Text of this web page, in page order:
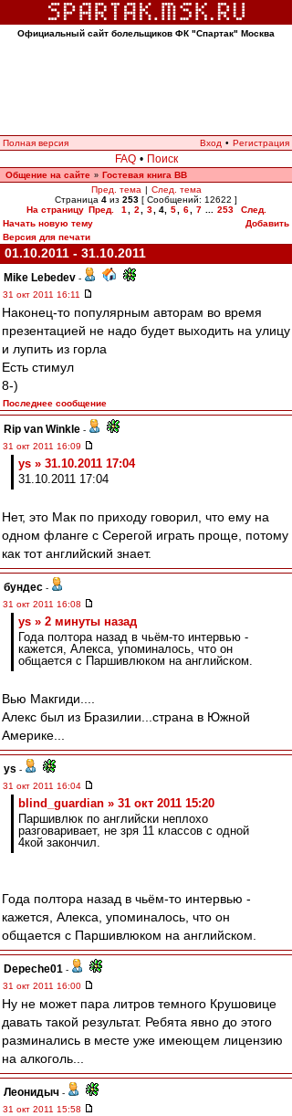
Официальный сайт болельщиков ФК "Спартак" Москва
Полная версия Вход • Регистрация
FAQ • Поиск
Общение на сайте » Гостевая книга ВВ
Пред. тема | След. тема
Страница 4 из 253 [ Сообщений: 12622 ]
На страницу Пред. 1 2 3 4, 5 6 7 253
След.
Начать новую тему
Добавить
Версия для печати
01.10.2011 - 31.10.2011
Mike Lebedev -
31 окт 2011 16:11
Наконец-то популярным авторам во время
презентацией не надо будет выходить на улицу
и лупить из горла
Есть стимул
8-)
Последнее сообщение
Rip van Winkle -
31 окт 2011 16:09
ys » 31.10.2011 17:04
31.10.2011 17:04
Нет, это Мак по приходу говорил, что ему на
одном фланге с Серегой играть проще, потому
как тот английский знает.
бундес -
31 окт 2011 16:08
ys » 2 минуты назад
Года полтора назад в чьём-то интервью -
кажется, Алекса, упоминалось, что он
общается с Паршивлюком на английском.
Вью Макгиди....
Алекс был из Бразилии...страна в Южной
Америке...
ys -
31 окт 2011 16:04
blind_guardian » 31 окт 2011 15:20
Паршивлюк по английски неплохо
разговаривает, не зря 11 классов с одной
4кой закончил.
Года полтора назад в чьём-то интервью -
кажется, Алекса, упоминалось, что он
общается с Паршивлюком на английском.
Depeche01 -
31 окт 2011 16:00
Ну не может пара литров темного Крушовице
давать такой результат. Ребята явно до этого
разминались в месте уже имеющем лицензию
на алкоголь...
Леонидыч -
31 окт 2011 15:58